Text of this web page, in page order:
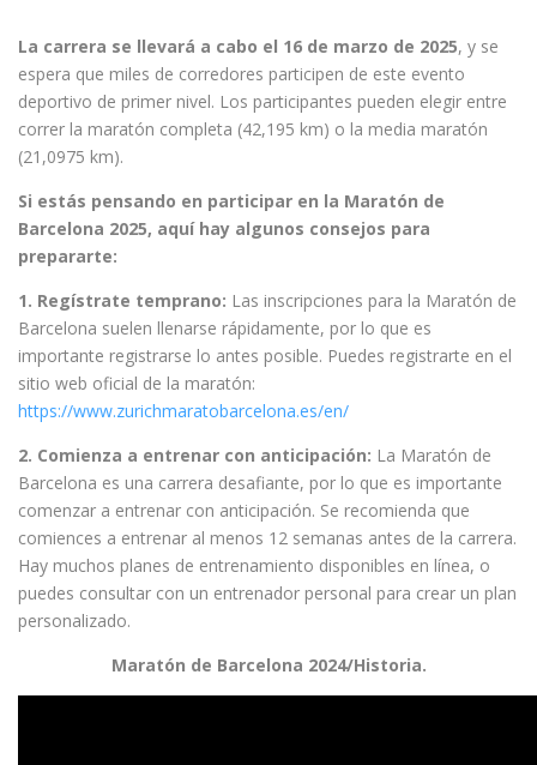
La carrera se llevará a cabo el 16 de marzo de 2025, y se
espera que miles de corredores participen de este evento
deportivo de primer nivel. Los participantes pueden elegir entre
correr la maratón completa (42,195 km) o la media maratón
(21,0975 km).
Si estás pensando en participar en la Maratón de
Barcelona 2025, aquí hay algunos consejos para
prepararte:
1. Regístrate temprano: Las inscripciones para la Maratón de
Barcelona suelen llenarse rápidamente, por lo que es
importante registrarse lo antes posible. Puedes registrarte en el
sitio web oficial de la maratón:
https://www.zurichmaratobarcelona.es/en/
2. Comienza a entrenar con anticipación: La Maratón de
Barcelona es una carrera desafiante, por lo que es importante
comenzar a entrenar con anticipación. Se recomienda que
comiences a entrenar al menos 12 semanas antes de la carrera.
Hay muchos planes de entrenamiento disponibles en línea, o
puedes consultar con un entrenador personal para crear un plan
personalizado.
Maratón de Barcelona 2024/Historia.